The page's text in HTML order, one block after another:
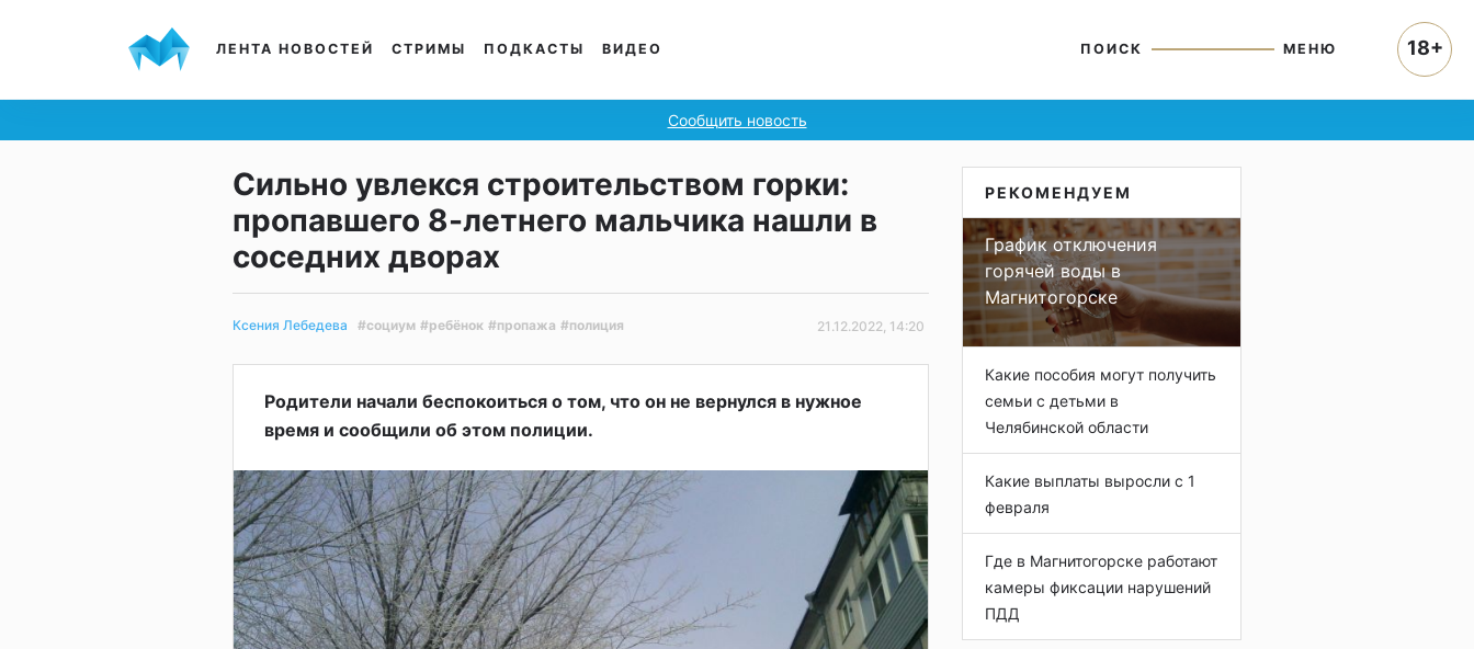
ЛЕНТА НОВОСТЕЙ СТРИМЫ ПОДКАСТЫ ВИДЕО ПОИСК МЕНЮ
Сообщить новость
Сильно увлекся строительством горки:
пропавшего 8-летнего мальчика нашли в
соседних дворах
Ксения Лебедева #социум #ребёнок #пропажа #полиция 21.12.2022, 14:20
Родители начали беспокоиться о том, что он не вернулся в нужное
время и сообщили об этом полиции.
РЕКОМЕНДУЕМ
График отключения
горячей воды в
Магнитогорске
Какие пособия могут получить
семьи с детьми в
Челябинской области
Какие выплаты выросли с 1
февраля
Где в Магнитогорске работают
камеры фиксации нарушений
ПДД
18+